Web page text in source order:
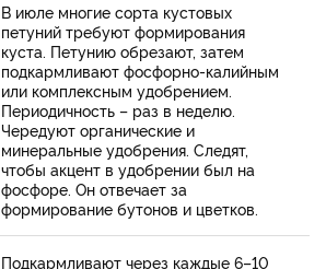
В июле многие сорта кустовых
петуний требуют формирования
куста. Петунию обрезают, затем
подкармливают фосфорно-калийным
или комплексным удобрением.
Периодичность – раз в неделю.
Чередуют органические и
минеральные удобрения. Следят,
чтобы акцент в удобрении был на
фосфоре. Он отвечает за
формирование бутонов и цветков.
Подкармливают через каждые 6–10